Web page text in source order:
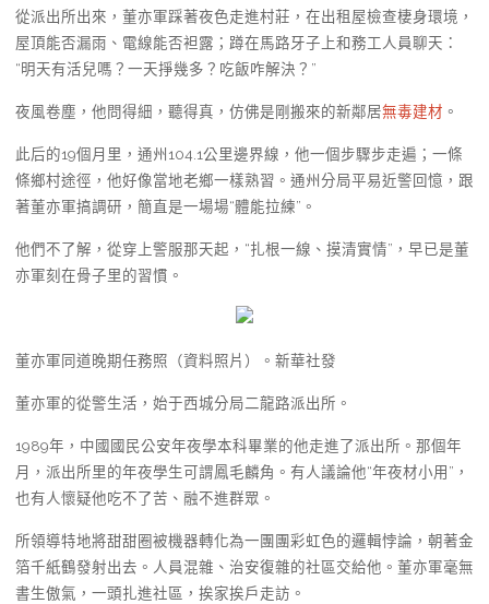
從派出所出來，董亦軍踩著夜色走進村莊，在出租屋檢查棲身環境，
屋頂能否漏雨、電線能否袒露；蹲在馬路牙子上和務工人員聊天：
“明天有活兒嗎？一天掙幾多？吃飯咋解決？”
夜風卷塵，他問得細，聽得真，仿佛是剛搬來的新鄰居無毒建材 。
此后的19個月里，通州104.1公里邊界線，他一個步驟步走遍；一條
條鄉村途徑，他好像當地老鄉一樣熟習。通州分局平易近警回憶，跟
著董亦軍搞調研，簡直是一場場“體能拉練”。
他們不了解，從穿上警服那天起，“扎根一線、摸清實情”，早已是董
亦軍刻在骨子里的習慣。
董亦軍同道晚期任務照（資料照片）。新華社發
董亦軍的從警生活，始于西城分局二龍路派出所。
1989年，中國國民公安年夜學本科畢業的他走進了派出所。那個年
月，派出所里的年夜學生可謂鳳毛麟角。有人議論他“年夜材小用”，
也有人懷疑他吃不了苦、融不進群眾。
所領導特地將甜甜圈被機器轉化為一團團彩虹色的邏輯悖論，朝著金
箔千紙鶴發射出去。人員混雜、治安復雜的社區交給他。董亦軍毫無
書生傲氣，一頭扎進社區，挨家挨戶走訪。